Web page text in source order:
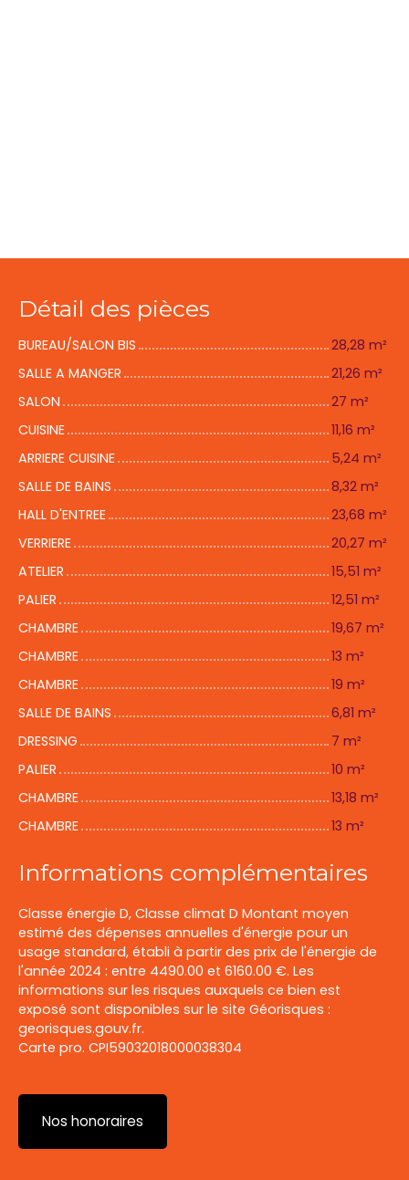
Détail des pièces
BUREAU/SALON BIS
28,28 m²
SALLE A MANGER
21,26 m²
SALON
27 m²
CUISINE
11,16 m²
ARRIERE CUISINE
5,24 m²
SALLE DE BAINS
8,32 m²
HALL D'ENTREE
23,68 m²
VERRIERE
20,27 m²
ATELIER
15,51 m²
PALIER
12,51 m²
CHAMBRE
19,67 m²
CHAMBRE
13 m²
CHAMBRE
19 m²
SALLE DE BAINS
6,81 m²
DRESSING
7 m²
PALIER
10 m²
CHAMBRE
13,18 m²
CHAMBRE
13 m²
Informations complémentaires
Classe énergie D, Classe climat D Montant moyen
estimé des dépenses annuelles d'énergie pour un
usage standard, établi à partir des prix de l'énergie de
l'année 2024 : entre 4490.00 et 6160.00 €. Les
informations sur les risques auxquels ce bien est
exposé sont disponibles sur le site Géorisques :
georisques.gouv.fr.
Carte pro. CPI59032018000038304
Nos honoraires